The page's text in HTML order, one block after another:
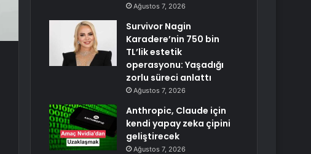
Ağustos 7, 2026
Survivor Nagin
Karadere’nin 750 bin
TL’lik estetik
operasyonu: Yaşadığı
zorlu süreci anlattı
Ağustos 7, 2026
Anthropic, Claude için
kendi yapay zeka çipini
geliştirecek
Ağustos 7, 2026